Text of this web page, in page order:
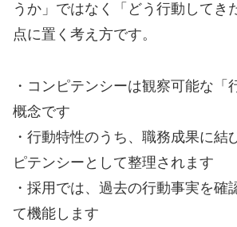
うか」ではなく「どう行動してき
点に置く考え方です。
・コンピテンシーは観察可能な「
概念です
・行動特性のうち、職務成果に結
ピテンシーとして整理されます
・採用では、過去の行動事実を確
て機能します